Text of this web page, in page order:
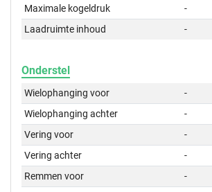
Maximale kogeldruk
-
Laadruimte inhoud
-
Onderstel
Wielophanging voor
-
Wielophanging achter
-
Vering voor
-
Vering achter
-
Remmen voor
-